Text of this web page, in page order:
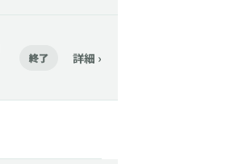
終了 詳細 ›